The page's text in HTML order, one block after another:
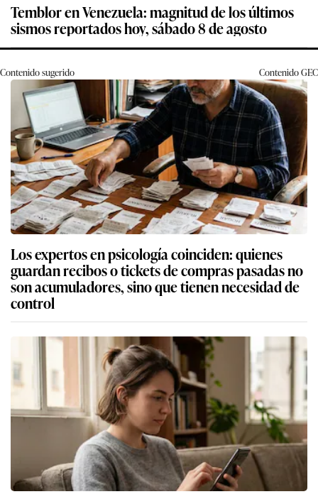
Temblor en Venezuela: magnitud de los últimos
sismos reportados hoy, sábado 8 de agosto
Contenido sugerido ContenidoGEC
Los expertos en psicología coinciden: quienes
guardan recibos o tickets de compras pasadas no
son acumuladores, sino que tienen necesidad de
control